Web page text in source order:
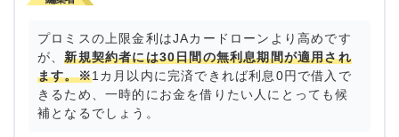
プロミスの上限金利はJAカードローンより高めです
が、新規契約者には30日間の無利息期間が適用され
ます。※1カ月以内に完済できれば利息0円で借入で
きるため、一時的にお金を借りたい人にとっても候
補となるでしょう。